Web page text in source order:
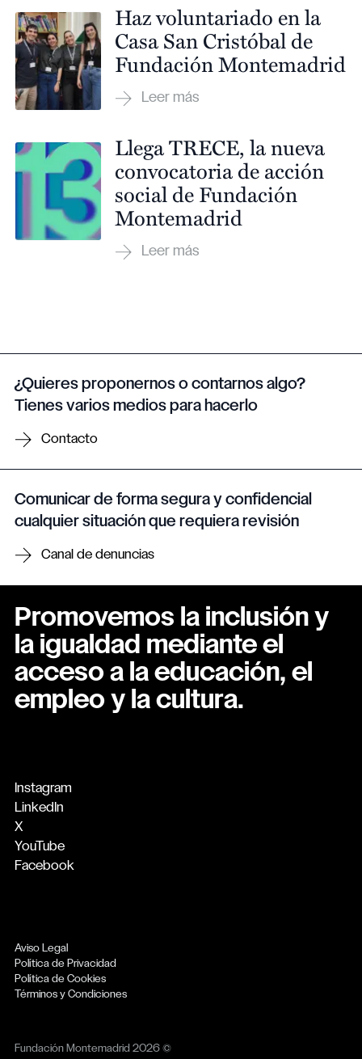
Haz voluntariado en la
Casa San Cristóbal de
Fundación Montemadrid
Llega TRECE, la nueva
convocatoria de acción
social de Fundación
Montemadrid
¿Quieres proponernos o contarnos algo?
Tienes varios medios para hacerlo
Contacto
Comunicar de forma segura y confidencial
cualquier situación que requiera revisión
Canal de denuncias
Promovemos la inclusión y
la igualdad mediante el
acceso a la educación, el
empleo y la cultura.
Instagram
LinkedIn
X
YouTube
Facebook
Aviso Legal
Política de Privacidad
Política de Cookies
Términos y Condiciones
Fundación Montemadrid 2026 ©